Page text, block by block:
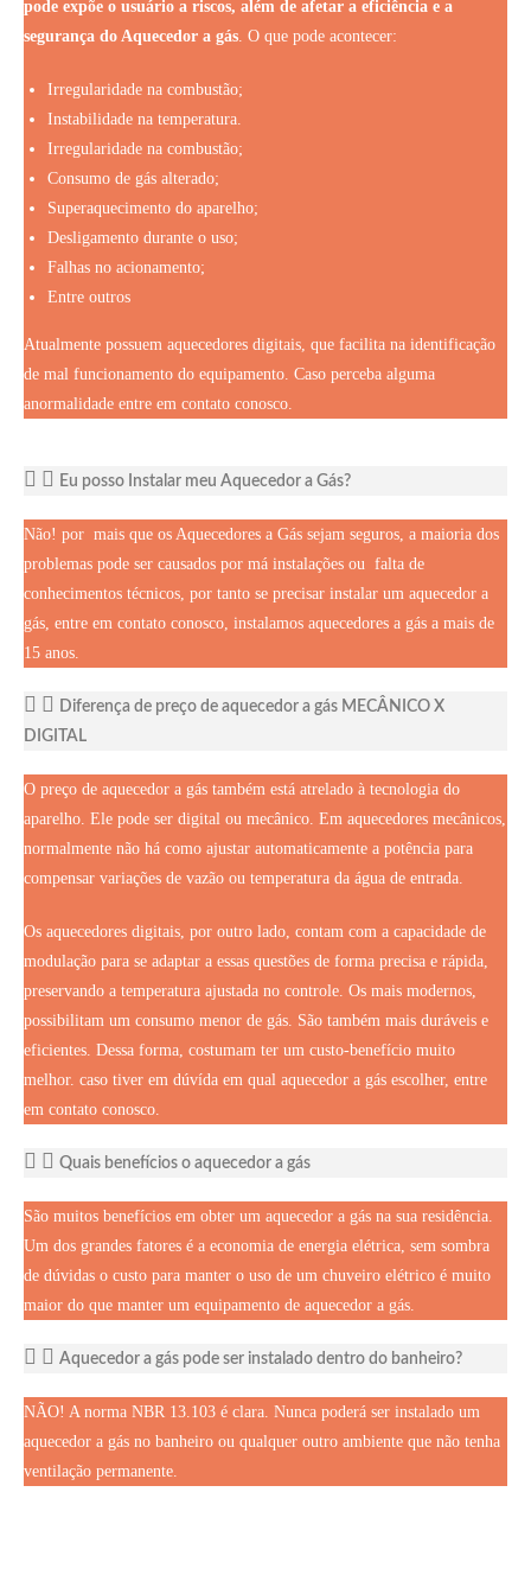
pode expõe o usuário a riscos, além de afetar a eficiência e a
segurança do Aquecedor a gás . O que pode acontecer:
Irregularidade na combustão;
Instabilidade na temperatura.
Irregularidade na combustão;
Consumo de gás alterado;
Superaquecimento do aparelho;
Desligamento durante o uso;
Falhas no acionamento;
Entre outros
Atualmente possuem aquecedores digitais, que facilita na identificação
de mal funcionamento do equipamento. Caso perceba alguma
anormalidade entre em contato conosco.
Eu posso Instalar meu Aquecedor a Gás?
Não! por mais que os Aquecedores a Gás sejam seguros, a maioria dos
problemas pode ser causados por má instalações ou falta de
conhecimentos técnicos, por tanto se precisar instalar um aquecedor a
gás, entre em contato conosco, instalamos aquecedores a gás a mais de
15 anos.
Diferença de preço de aquecedor a gás MECÂNICO X
DIGITAL
O preço de aquecedor a gás também está atrelado à tecnologia do
aparelho. Ele pode ser digital ou mecânico. Em aquecedores mecânicos,
normalmente não há como ajustar automaticamente a potência para
compensar variações de vazão ou temperatura da água de entrada.
Os aquecedores digitais, por outro lado, contam com a capacidade de
modulação para se adaptar a essas questões de forma precisa e rápida,
preservando a temperatura ajustada no controle. Os mais modernos,
possibilitam um consumo menor de gás. São também mais duráveis e
eficientes. Dessa forma, costumam ter um custo-benefício muito
melhor. caso tiver em dúvída em qual aquecedor a gás escolher, entre
em contato conosco.
Quais benefícios o aquecedor a gás
São muitos benefícios em obter um aquecedor a gás na sua residência.
Um dos grandes fatores é a economia de energia elétrica, sem sombra
de dúvidas o custo para manter o uso de um chuveiro elétrico é muito
maior do que manter um equipamento de aquecedor a gás.
Aquecedor a gás pode ser instalado dentro do banheiro?
NÃO! A norma NBR 13.103 é clara. Nunca poderá ser instalado um
aquecedor a gás no banheiro ou qualquer outro ambiente que não tenha
ventilação permanente.